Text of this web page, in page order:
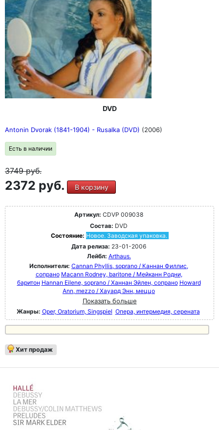
DVD
Antonin Dvorak (1841-1904) - Rusalka (DVD) (2006)
Есть в наличии
3749руб.
2372 руб. В корзину
Артикул: CDVP 009038
Состав: DVD
Состояние: Новое. Заводская упаковка.
Дата релиза: 23-01-2006
Лейбл: Arthaus.
Исполнители: Cannan Phyllis, soprano / Каннан Филлис,
сопрано Macann Rodney, baritone / Мейканн Родни,
баритон Hannan Eilene, soprano / Ханнан Эйлен, сопрано Howard
Ann, mezzo / Хауард Энн, меццо
Показать больше
Жанры: Oper, Oratorium, Singspiel Опера, интермедия, серената
Хит продаж